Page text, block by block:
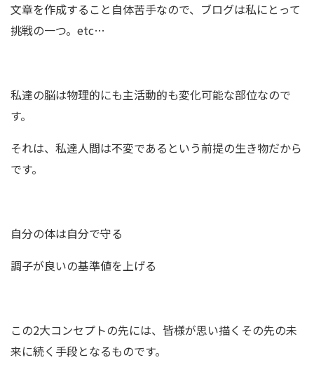
文章を作成すること自体苦手なので、ブログは私にとって
挑戦の一つ。etc…
私達の脳は物理的にも主活動的も変化可能な部位なので
す。
それは、私達人間は不変であるという前提の生き物だから
です。
自分の体は自分で守る
調子が良いの基準値を上げる
この2大コンセプトの先には、皆様が思い描くその先の未
来に続く手段となるものです。